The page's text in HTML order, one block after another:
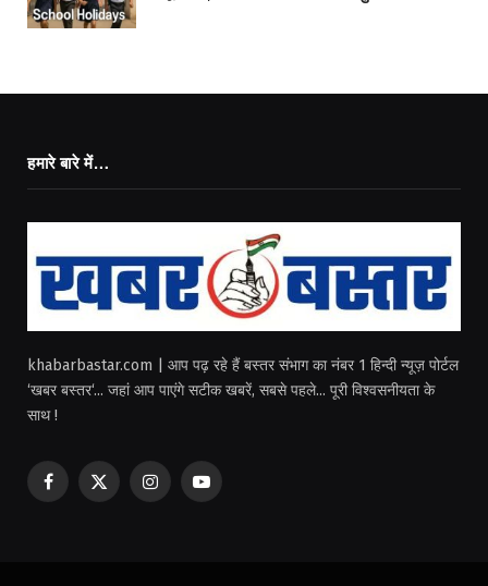
हमारे बारे में…
khabarbastar.com | आप पढ़ रहे हैं बस्तर संभाग का नंबर 1 हिन्दी न्यूज़ पोर्टल
‘खबर बस्तर‘... जहां आप पाएंगे सटीक खबरें, सबसे पहले... पूरी विश्वसनीयता के
साथ !
Facebook
X
InstagramYouTube